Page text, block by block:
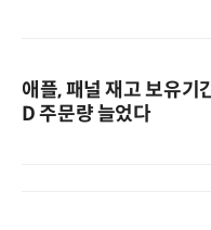
애플, 패널 재고 보유
D 주문량 늘었다